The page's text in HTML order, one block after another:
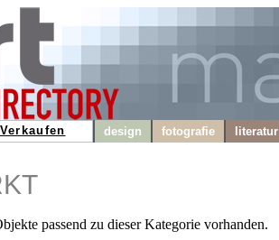
design fotografie literatur
passend zu dieser Kategorie vorhanden.